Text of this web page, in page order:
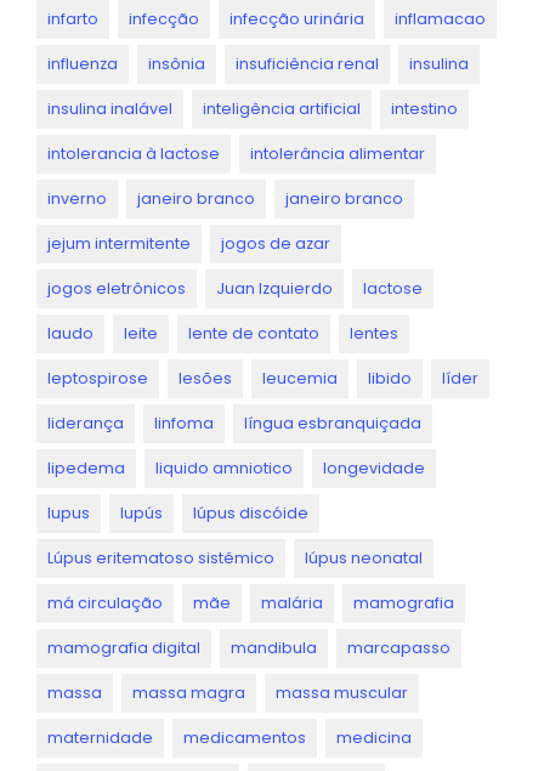
infarto infecção infecção urinária inflamacao
influenza insônia insuficiência renal insulina
insulina inalável inteligência artificial intestino
intolerancia à lactose intolerância alimentar
inverno janeiro branco janeiro branco
jejum intermitente jogos de azar
jogos eletrônicos Juan Izquierdo lactose
laudo leite lente de contato lentes
leptospirose lesões leucemia libido líder
liderança linfoma língua esbranquiçada
lipedema liquido amniotico longevidade
lupus lupús lúpus discóide
Lúpus eritematoso sistêmico lúpus neonatal
má circulação mãe malária mamografia
mamografia digital mandibula marcapasso
massa massa magra massa muscular
maternidade medicamentos medicina